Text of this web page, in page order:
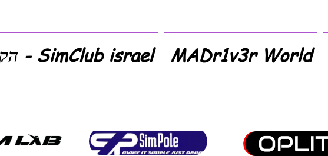
MADr1v3r World SimClub israel - הקהילה